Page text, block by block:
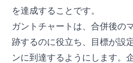
を達成することです。
ガントチャートは、合併後の
跡するのに役立ち、目標が設
ンに到達するようにします。